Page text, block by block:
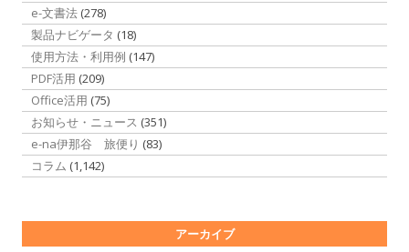
e-文書法 (278)
製品ナビゲータ (18)
使用方法・利用例 (147)
PDF活用 (209)
Office活用 (75)
お知らせ・ニュース (351)
e-na伊那谷 旅便り (83)
コラム (1,142)
アーカイブ